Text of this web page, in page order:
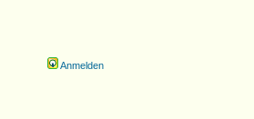
Anmelden